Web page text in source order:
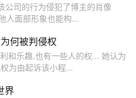
公司的行为侵犯了博主的肖像
人面部形象也能构...
何被判侵权
和乐趣,也有一些人的权... 她认为
为由起诉该小程...
界